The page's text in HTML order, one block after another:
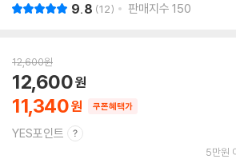
9.8 12 판매지수 150
12,600원
11,340
12,600
쿠폰혜택가
YES포인트
5만원